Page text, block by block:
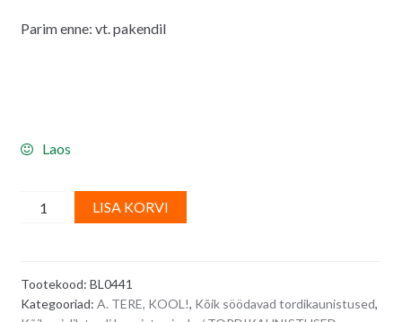
Parim enne: vt. pakendil
Laos
Suhkrumassist
tordikaunistus
sügislehed,
6
LISA KORVI
n
Tootekood: BL0441
Kategooriad: A. TERE, KOOL!, Kõik söödavad tordikaunistused,